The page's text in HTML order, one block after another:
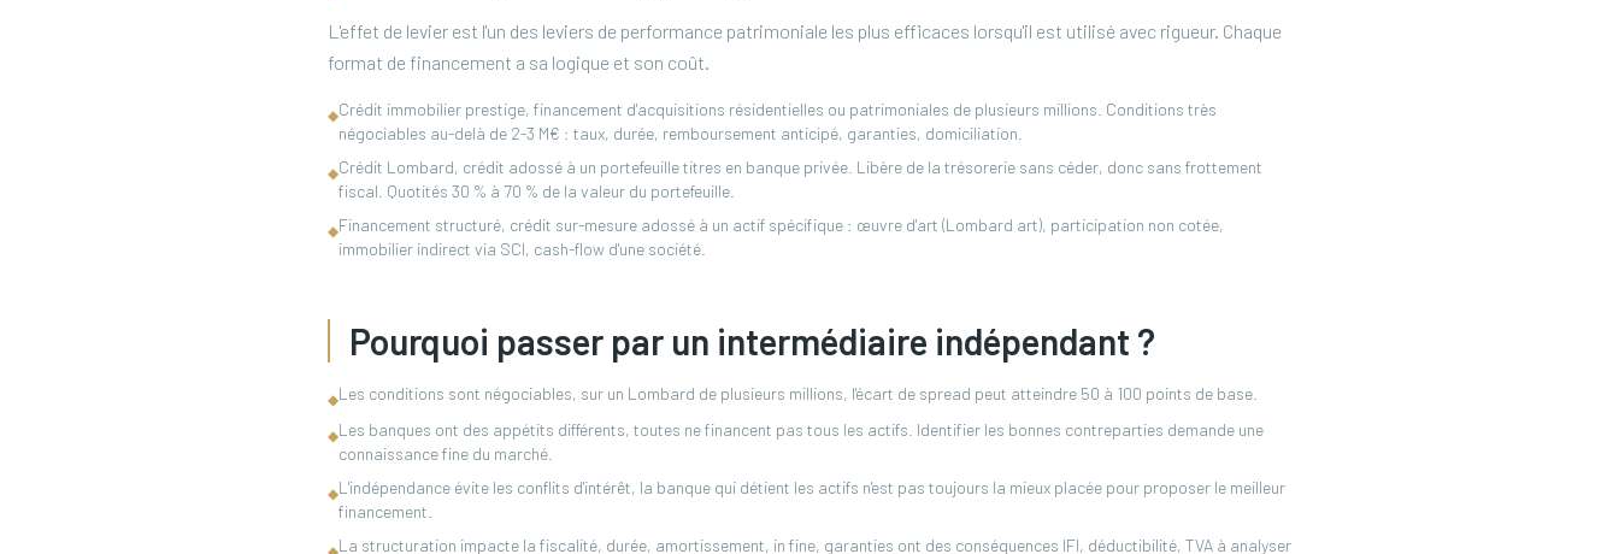
L'effet de levier est l'un des leviers de performance patrimoniale les plus efficaces lorsqu'il est utilisé avec rigueur. Chaque
format de financement a sa logique et son coût.
◆Crédit immobilier prestige, financement d'acquisitions résidentielles ou patrimoniales de plusieurs millions. Conditions très
négociables au-delà de 2-3 M€ : taux, durée, remboursement anticipé, garanties, domiciliation.
◆Crédit Lombard, crédit adossé à un portefeuille titres en banque privée. Libère de la trésorerie sans céder, donc sans frottement
fiscal. Quotités 30 % à 70 % de la valeur du portefeuille.
◆Financement structuré, crédit sur-mesure adossé à un actif spécifique : œuvre d'art (Lombard art), participation non cotée,
immobilier indirect via SCI, cash-flow d'une société.
Pourquoi passer par un intermédiaire indépendant ?
◆Les conditions sont négociables, sur un Lombard de plusieurs millions, l'écart de spread peut atteindre 50 à 100 points de base.
◆Les banques ont des appétits différents, toutes ne financent pas tous les actifs. Identifier les bonnes contreparties demande une
connaissance fine du marché.
◆L'indépendance évite les conflits d'intérêt, la banque qui détient les actifs n'est pas toujours la mieux placée pour proposer le meilleur
financement.
◆La structuration impacte la fiscalité, durée, amortissement, in fine, garanties ont des conséquences IFI, déductibilité, TVA à analyser